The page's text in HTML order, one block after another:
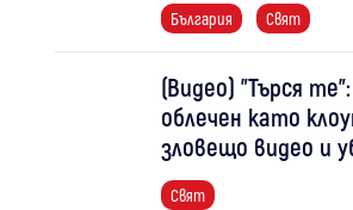
България Свят
(Видео) "Търся
облечен като
зловещо видео и
Свят